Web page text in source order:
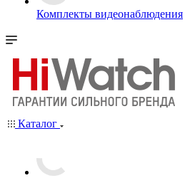
Комплекты видеонаблюдения
Каталог